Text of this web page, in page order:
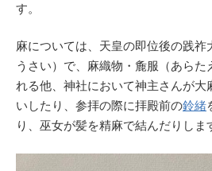
す。
麻については、天皇の即位後の践祚
うさい）で、麻織物・麁服（あらた
れる他、神社において神主さんが大
いしたり、参拝の際に拝殿前の鈴緒
り、巫女が髪を精麻で結んだりしま